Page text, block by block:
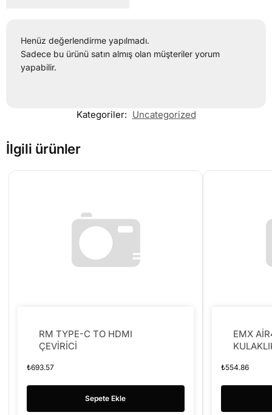
Henüz değerlendirme yapılmadı.
Sadece bu ürünü satın almış olan müşteriler yorum
yapabilir.
Kategoriler: Uncategorized
İlgili ürünler
RM TYPE-C TO HDMI
ÇEVİRİCİ
₺693.57
Sepete Ekle
EMX
₺554.86